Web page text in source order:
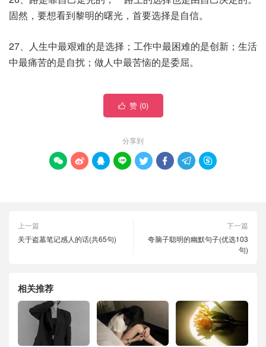
固然，要想看到黎明的曙光，首要选择是自信。
27、人生中最艰难的是选择；工作中最困难的是创新；生活
中最痛苦的是自扰；做人中最苦恼的是委屈。
 赞 (0)
分享到
       
上一篇
关于盗墓笔记感人的话(共65句)
下一篇
夸脑子聪明的幽默句子(优选103
句)
相关推荐